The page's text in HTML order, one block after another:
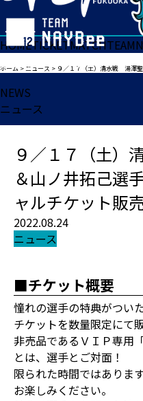
HOMETICKETMATCHTEAM
ホーム >ニュース > ９／１７（土）清水戦 湯澤聖人選
NEWS
ニュース
９／１７（土）
＆山ノ井拓己選
ャルチケット販
2022.08.24
ニュース
■チケット概要
憧れの選手の特典がつい
チケットを数量限定にて
非売品であるＶＩＰ専用
とは、選手とご対面！
限られた時間ではありま
お楽しみください。